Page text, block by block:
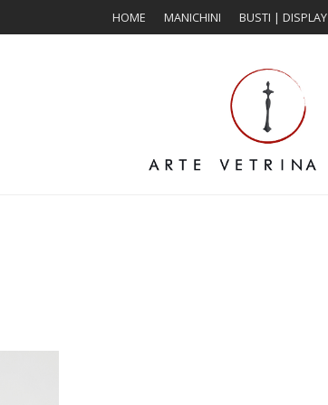
HOME MANICHINI BUSTI | DISPLAY